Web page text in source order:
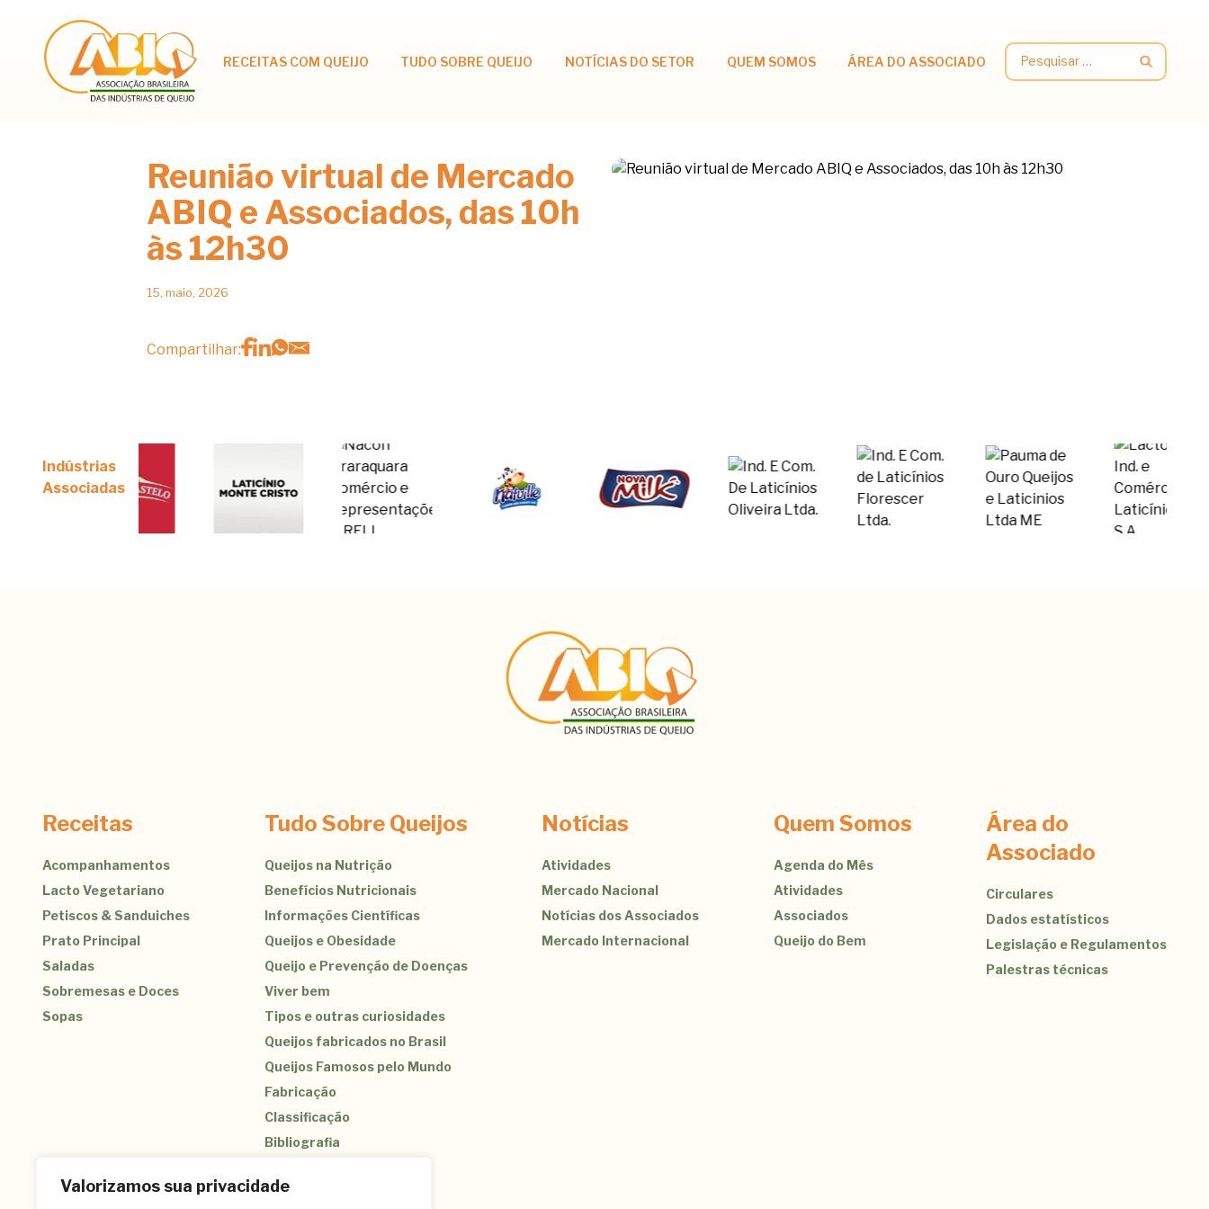
Valorizamos sua privacidade
RECEITAS COM QUEIJO TUDO SOBRE QUEIJO NOTÍCIAS DO SETOR QUEM SOMOS ÁREA DO ASSOCIADO
Pesquisar
por:
Reunião virtual de Mercado
ABIQ e Associados, das 10h
às 12h30
15, maio, 2026
Compartilhar:
Indústrias
Associadas
Receitas
Acompanhamentos
Lacto Vegetariano
Petiscos & Sanduiches
Prato Principal
Saladas
Sobremesas e Doces
Sopas
Tudo Sobre Queijos
Queijos na Nutrição
Benefícios Nutricionais
Informações Científicas
Queijos e Obesidade
Queijo e Prevenção de Doenças
Viver bem
Tipos e outras curiosidades
Queijos fabricados no Brasil
Queijos Famosos pelo Mundo
Fabricação
Classificação
Bibliografia
Notícias
Atividades
Mercado Nacional
Notícias dos Associados
Mercado Internacional
Quem Somos
Agenda do Mês
Atividades
Associados
Queijo do Bem
Área do
Associado
Circulares
Dados estatísticos
Legislação e Regulamentos
Palestras técnicas